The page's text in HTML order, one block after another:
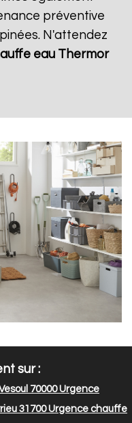
préventive
N'attendez
eau Thermor
sur :
70000Urgence
31700Urgence chauffe